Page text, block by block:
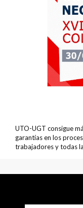
UTO-UGT consigue
garantías en los
trabajadores y todas